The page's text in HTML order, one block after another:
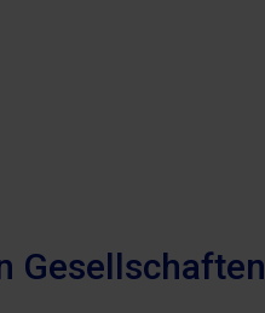
Gesellschaften